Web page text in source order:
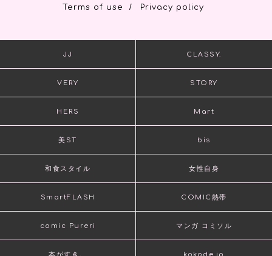
Terms of use / Privacy policy
JJ CLASSY.
VERY STORY
HERS Mart
美ST bis
和食スタイル 女性自身
SmartFLASH COMIC熱帯
comic Pureri マンガ コミソル